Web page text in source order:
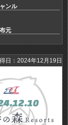
ンル
元
日：2024年12月19日